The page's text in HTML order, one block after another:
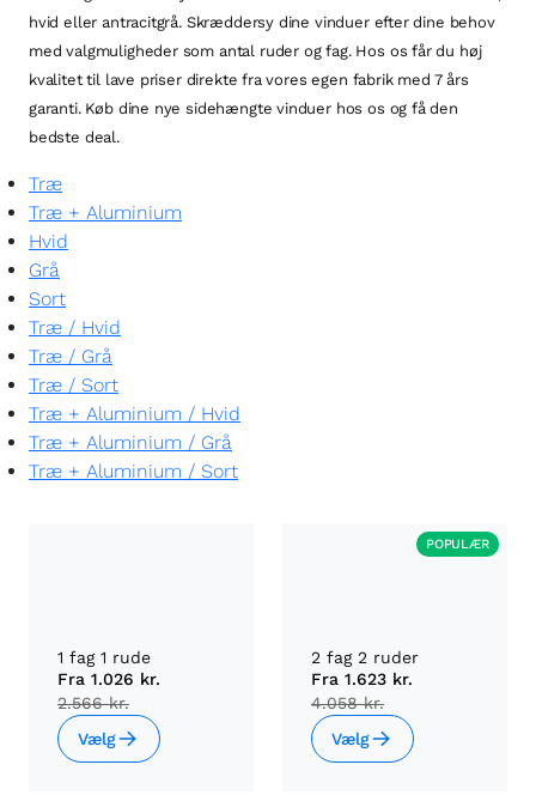
hvid eller antracitgrå. Skræddersy dine vinduer efter dine behov
med valgmuligheder som antal ruder og fag. Hos os får du høj
kvalitet til lave priser direkte fra vores egen fabrik med 7 års
garanti. Køb dine nye sidehængte vinduer hos os og få den
bedste deal.
Træ
Træ + Aluminium
Hvid
Grå
Sort
Træ / Hvid
Træ / Grå
Træ / Sort
Træ + Aluminium / Hvid
Træ + Aluminium / Grå
Træ + Aluminium / Sort
1 fag 1 rude
Fra 1.026 kr.
2.566 kr.
Vælg
POPULÆR
2 fag 2 ruder
Fra 1.623 kr.
4.058 kr.
Vælg